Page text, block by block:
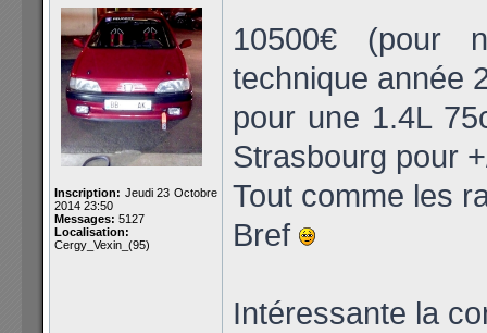
Inscription: Jeudi 23 Octobre
2014 23:50
Messages: 5127
Localisation:
Cergy_Vexin_(95)
10500€ (pour
technique année
pour une 1.4L
Strasbourg pour
Tout comme les
Bref
Intéressante la